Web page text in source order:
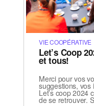
VIE COOPÉRATIVE
Let’s Coop
et tous!
Merci pour vos
suggestions, vos
Let’s coop 2024
de se retrouver.